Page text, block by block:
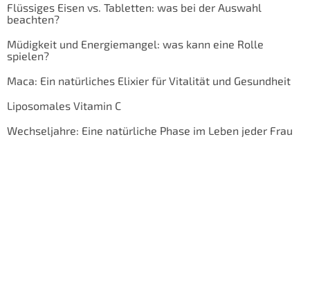
Flüssiges Eisen vs. Tabletten: was bei der Auswahl
beachten?
Müdigkeit und Energiemangel: was kann eine Rolle
spielen?
Maca: Ein natürliches Elixier für Vitalität und Gesundheit
Liposomales Vitamin C
Wechseljahre: Eine natürliche Phase im Leben jeder Frau